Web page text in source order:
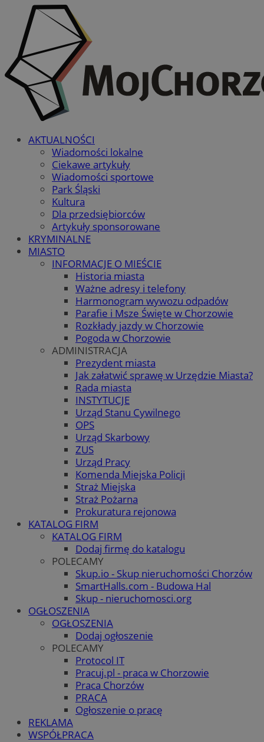
AKTUALNOŚCI
Wiadomości lokalne
Ciekawe artykuły
Wiadomości sportowe
Park Śląski
Kultura
Dla przedsiębiorców
Artykuły sponsorowane
KRYMINALNE
MIASTO
INFORMACJE O MIEŚCIE
Historia miasta
Ważne adresy i telefony
Harmonogram wywozu odpadów
Parafie i Msze Święte w Chorzowie
Rozkłady jazdy w Chorzowie
Pogoda w Chorzowie
ADMINISTRACJA
Prezydent miasta
Jak załatwić sprawę w Urzędzie Miasta?
Rada miasta
INSTYTUCJE
Urząd Stanu Cywilnego
OPS
Urząd Skarbowy
ZUS
Urząd Pracy
Komenda Miejska Policji
Straż Miejska
Straż Pożarna
Prokuratura rejonowa
KATALOG FIRM
KATALOG FIRM
Dodaj firmę do katalogu
POLECAMY
Skup.io - Skup nieruchomości Chorzów
SmartHalls.com - Budowa Hal
Skup - nieruchomosci.org
OGŁOSZENIA
OGŁOSZENIA
Dodaj ogłoszenie
POLECAMY
Protocol IT
Pracuj.pl - praca w Chorzowie
Praca Chorzów
PRACA
Ogłoszenie o pracę
REKLAMA
WSPÓŁPRACA